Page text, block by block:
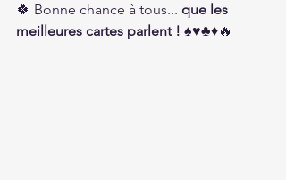
🍀 Bonne chance à tous... que les
meilleures cartes parlent ! ♠️♥️♣️♦️🔥